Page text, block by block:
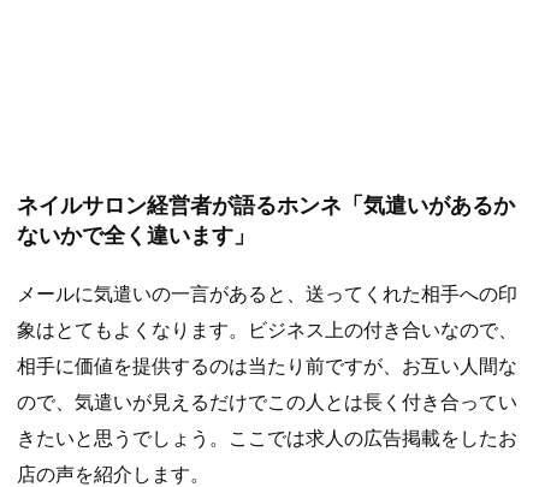
ネイルサロン経営者が語るホンネ「気遣いがあるか
ないかで全く違います」
メールに気遣いの一言があると、送ってくれた相手への印
象はとてもよくなります。ビジネス上の付き合いなので、
相手に価値を提供するのは当たり前ですが、お互い人間な
ので、気遣いが見えるだけでこの人とは長く付き合ってい
きたいと思うでしょう。ここでは求人の広告掲載をしたお
店の声を紹介します。